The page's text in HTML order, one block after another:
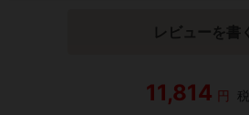
レビューを書く
11,814 円